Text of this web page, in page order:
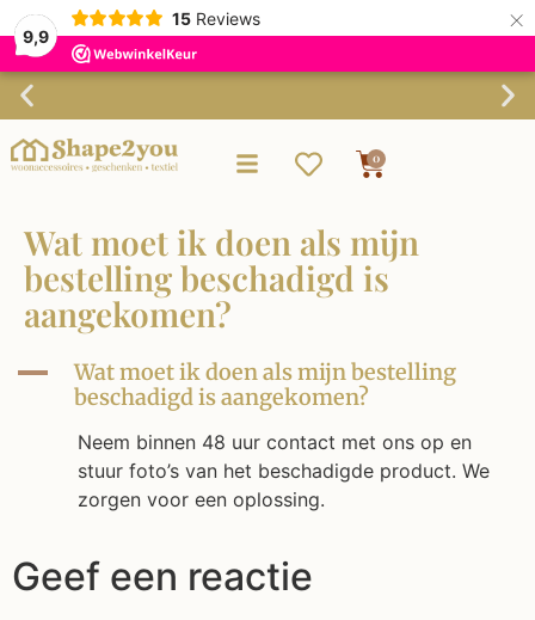
9,9
15 Reviews ×
Gratis verzending vanaf €75,-
0
Wat moet ik doen als mijn
bestelling beschadigd is
aangekomen?
A
Wat moet ik doen als mijn bestelling
beschadigd is aangekomen?
Neem binnen 48 uur contact met ons op en
stuur foto’s van het beschadigde product. We
zorgen voor een oplossing.
Geef een reactie